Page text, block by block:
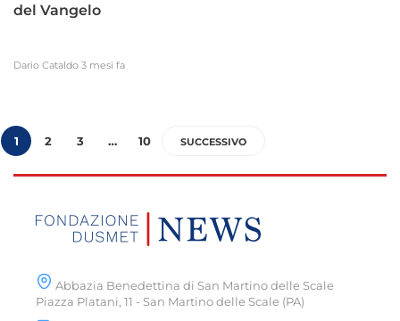
del Vangelo
Dario Cataldo 3 mesi fa
1 2 3 … 10 SUCCESSIVO
Abbazia Benedettina di San Martino delle Scale
Piazza Platani, 11 - San Martino delle Scale (PA)